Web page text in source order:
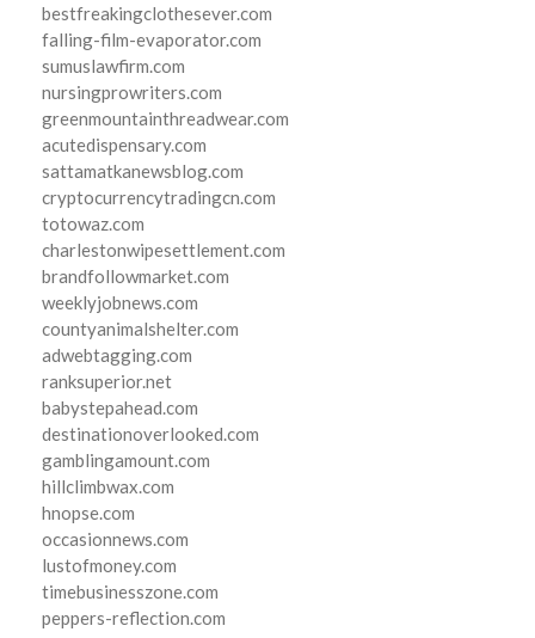
bestfreakingclothesever.com
falling-film-evaporator.com
sumuslawfirm.com
nursingprowriters.com
greenmountainthreadwear.com
acutedispensary.com
sattamatkanewsblog.com
cryptocurrencytradingcn.com
totowaz.com
charlestonwipesettlement.com
brandfollowmarket.com
weeklyjobnews.com
countyanimalshelter.com
adwebtagging.com
ranksuperior.net
babystepahead.com
destinationoverlooked.com
gamblingamount.com
hillclimbwax.com
hnopse.com
occasionnews.com
lustofmoney.com
timebusinesszone.com
peppers-reflection.com